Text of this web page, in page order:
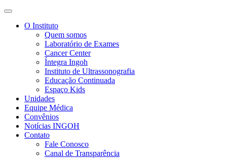
O Instituto
Quem somos
Laboratório de Exames
Cancer Center
Íntegra Ingoh
Instituto de Ultrassonografia
Educação Continuada
Espaço Kids
Unidades
Equipe Médica
Convênios
Notícias INGOH
Contato
Fale Conosco
Canal de Transparência